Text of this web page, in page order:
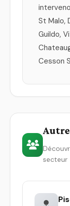
St Malo,
Guildo,
Cesson
secteur